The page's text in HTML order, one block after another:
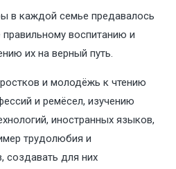
в каждой семье предавалось
правильному воспитанию и
их на верный путь.
и молодёжь к чтению
и ремёсел, изучению
иностранных языков,
трудолюбия и
создавать для них